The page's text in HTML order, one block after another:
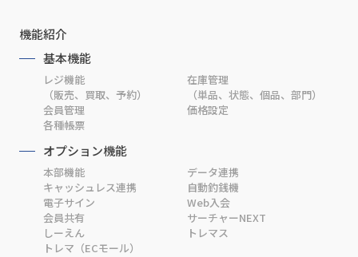
機能紹介
基本機能
レジ機能
（販売、買取、予約）
在庫管理
（単品、状態、個品、部門）
会員管理
価格設定
各種帳票
オプション機能
本部機能
データ連携
キャッシュレス連携
自動釣銭機
電子サイン
Web入会
会員共有
サーチャーNEXT
しーえん
トレマス
トレマ（ECモール）